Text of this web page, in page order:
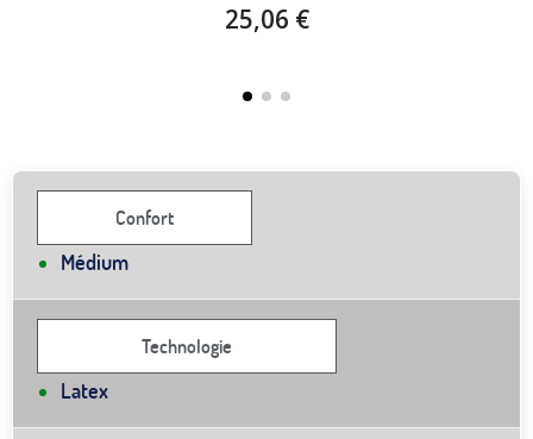
25,06 €
Confort
Médium
Technologie
Latex